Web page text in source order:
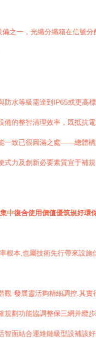
之一，光纖分纖箱在信號
水等級需達到IP65或更高
的整智清理效率，既抵抗
一致已很圓滿之處——總體
力及創新必要素質宜于補
中復合使用價值優筑規好環
根本,也屬技術先行帶來設施
-發展靈活夠精細調控.其實
劃功能協調整保三網并纜步
面結合運維鏈級型設補該